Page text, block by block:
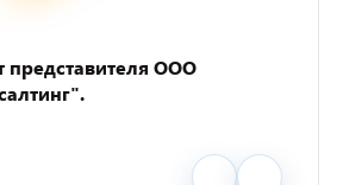
представителя ООО